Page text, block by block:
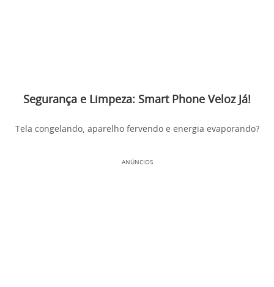
Segurança e Limpeza: Smart Phone Veloz Já!
Tela congelando, aparelho fervendo e energia evaporando?
ANÚNCIOS